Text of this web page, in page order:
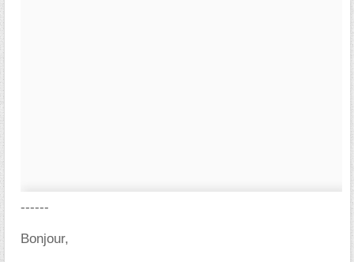
------
Bonjour,